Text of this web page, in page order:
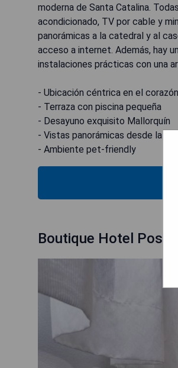
moderna de Santa Catalina.
acondicionado, TV por cable y
panorámicas a la catedral y al
acceso a internet. Además, hay
instalaciones prácticas con una
- Ubicación céntrica en el
- Terraza con piscina pequeña
- Desayuno exquisito Mallorquín
- Vistas panorámicas desde la
- Ambiente pet-friendly
Boutique Hotel